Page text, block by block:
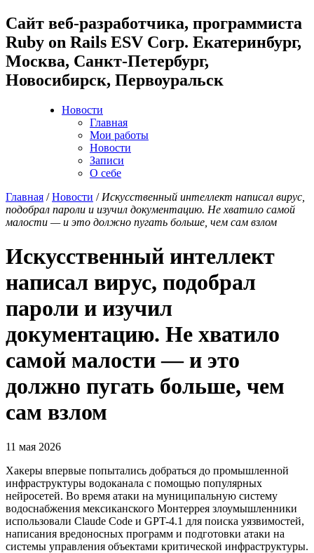
Cайт веб-разработчика, программиста
Ruby on Rails ESV Corp. Екатеринбург,
Москва, Санкт-Петербург,
Новосибирск, Первоуральск
Новости
Главная
Мои работы
Новости
Записи
О себе
Главная /Новости / Искусственный интеллект написал вирус,
подобрал пароли и изучил документацию. Не хватило самой
малости — и это должно пугать больше, чем сам взлом
Искусственный интеллект
написал вирус, подобрал
пароли и изучил
документацию. Не хватило
самой малости — и это
должно пугать больше, чем
сам взлом
11 мая 2026
Хакеры впервые попытались добраться до промышленной
инфраструктуры водоканала с помощью популярных
нейросетей. Во время атаки на муниципальную систему
водоснабжения мексиканского Монтеррея злоумышленники
использовали Claude Code и GPT-4.1 для поиска уязвимостей,
написания вредоносных программ и подготовки атаки на
системы управления объектами критической инфраструктуры.